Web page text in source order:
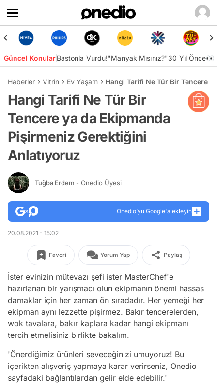
Güncel KonularBastonla Vurdu!"Manyak Mısınız?"30 Yıl Önce👀
Haberler Vitrin Ev Yaşam Hangi Tarifi Ne Tür Bir Tencere
Hangi Tarifi Ne Tür Bir
Tencere ya da Ekipmanda
Pişirmeniz Gerektiğini
Anlatıyoruz
Tuğba Erdem - Onedio Üyesi
Onedio’yu Google'a ekleyin
20.08.2021 - 15:02
Favori Yorum Yap Paylaş
İster evinizin mütevazı şefi ister MasterChef'e
hazırlanan bir yarışmacı olun ekipmanın önemi hassas
damaklar için her zaman ön sıradadır. Her yemeği her
ekipman aynı lezzette pişirmez. Bakır tencerelerden,
wok tavalara, bakır kaplara kadar hangi ekipmanı
tercih etmelisiniz birlikte bakalım.
'Önerdiğimiz ürünleri seveceğinizi umuyoruz! Bu
içerikten alışveriş yapmaya karar verirseniz, Onedio
sayfadaki bağlantılardan gelir elde edebilir.'